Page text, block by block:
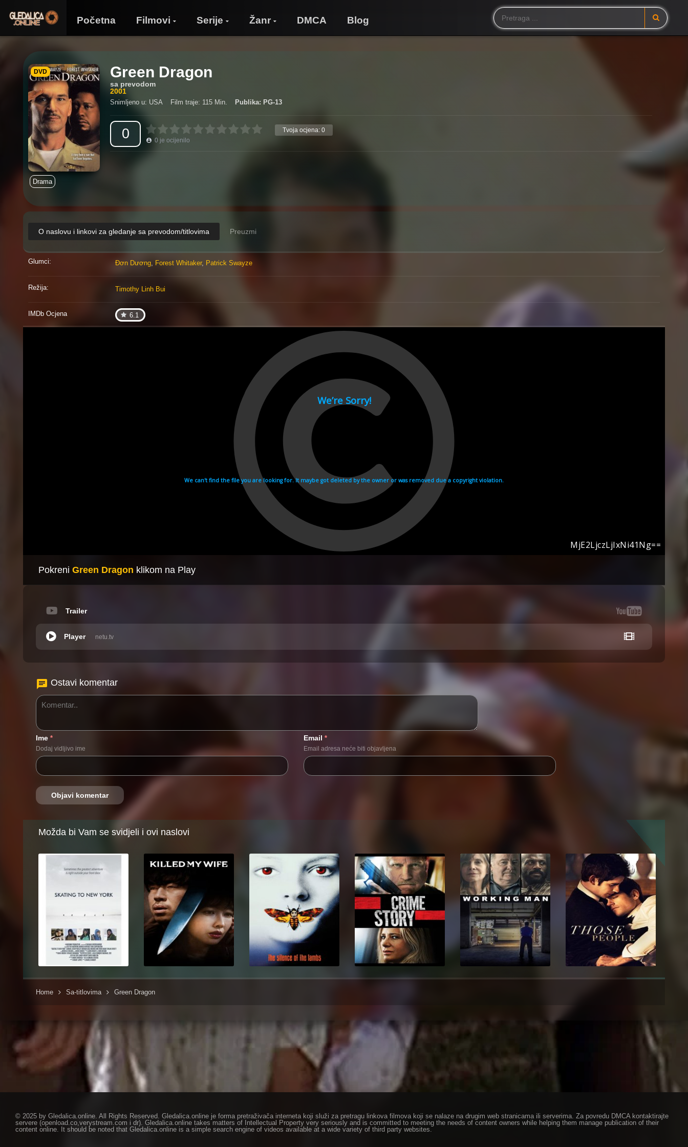
Početna Filmovi Serije Žanr DMCA Blog
DVD Green Dragon
sa prevodom
2001
Snimljeno u: USA Film traje: 115 Min. Publika: PG-13
Tvoja ocjena: 0
0 0 je ocijenilo
Drama
O naslovu i linkovi za gledanje sa prevodom/titlovima Preuzmi
Glumci: Đơn Dương, Forest Whitaker, Patrick Swayze
Režija: Timothy Linh Bui
IMDb Ocjena 6.1
Pokreni Green Dragon klikom na Play
Trailer
netu.tv
Player
Ostavi komentar
Ime *
Dodaj vidljivo ime
Email *
Email adresa neće biti objavljena
Možda bi Vam se svidjeli i ovi naslovi
Home Sa-titlovima Green Dragon
© 2025 by Gledalica.online. All Rights Reserved. Gledalica.online je forma pretraživača interneta koji služi za pretragu linkova filmova koji se nalaze na drugim web stranicama ili serverima. Za povredu DMCA kontaktirajte
servere (openload.co,verystream.com i dr). Gledalica.online takes matters of Intellectual Property very seriously and is committed to meeting the needs of content owners while helping them manage publication of their
content online. It should be noted that Gledalica.online is a simple search engine of videos available at a wide variety of third party websites.